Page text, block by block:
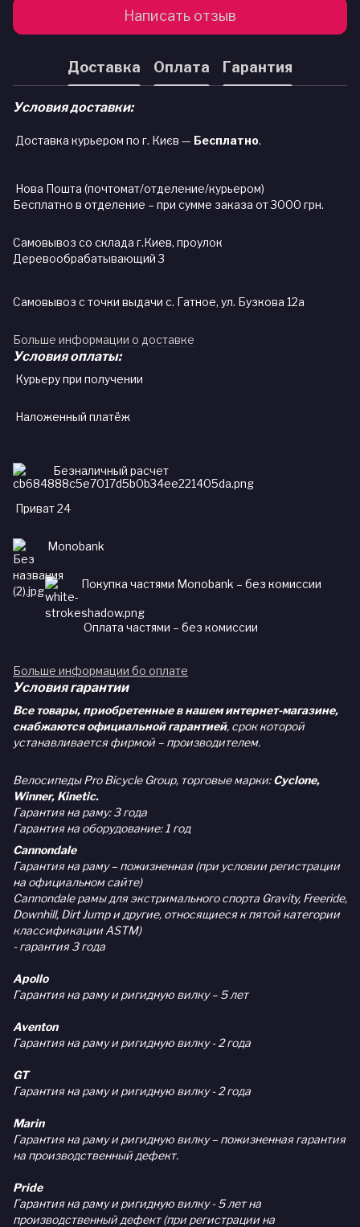
Написать отзыв
Доставка Оплата Гарантия
Условия доставки:
Доставка курьером по г. Києв — Бесплатно.
Нова Пошта (почтомат/отделение/курьером)
Бесплатно в отделение – при сумме заказа от 3000 грн.
Самовывоз со склада г.Киев, проулок
Деревообрабатывающий 3
Самовывоз с точки выдачи с. Гатное, ул. Бузкова 12а
Больше информации о доставке
Условия оплаты:
Курьеру при получении
Наложенный платёж
Безналичный расчет
Приват 24
Monobank
Покупка частями Monobank – без комиссии
Оплата частями – без комиссии
Больше информации бо оплате
Условия гарантии
Все товары, приобретенные в нашем интернет-магазине,
снабжаются официальной гарантией, срок которой
устанавливается фирмой – производителем.
Велосипеды Pro Bicycle Group, торговые марки:Cyclone,
Winner, Kinetic.
Гарантия на раму: 3 года
Гарантия на оборудование: 1 год
Cannondale
Гарантия на раму – пожизненная (при условии регистрации
на официальном сайте)
Cannondale рамы для экстримального спорта Gravity, Freeride,
Downhill, Dirt Jump и другие, относящиеся к пятой категории
классификации ASTM)
- гарантия 3 года
Apollo
Гарантия на раму и ригидную вилку – 5 лет
Aventon
Гарантия на раму и ригидную вилку - 2 года
GT
Гарантия на раму и ригидную вилку - 2 года
Marin
Гарантия на раму и ригидную вилку – пожизненная гарантия
на производственный дефект.
Pride
Гарантия на раму и ригидную вилку - 5 лет на
производственный дефект (при регистрации на